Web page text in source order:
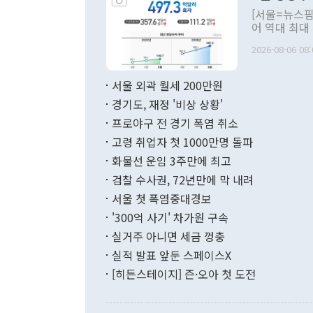
관의 대북
관 부처 장
관의 무리한
다. [정동영 통일부 장관이 지난달 23일 오후 서울 종로구 정부서울청사에
무너졌다고
함께 4자 대
"우리의 선
관은 업무
[서울=뉴스
어 역대 최
료=한국은행] 한국은행이 6일 발표한 '2026년 6월 국제수지(잠정)'
며 월간 기
196.9% 급
수출은
기록했지만
로 전환됐다.
는 배당수입
2026-08-06
서울 외곽 월세 200만원
경기도, 재정 '비상 상황'
프로야구 전 경기 폭염 취소
고령 취업자 첫 1000만명 돌파
화물선 운임 3주만에 최고
검찰 수사권, 72년만에 막 내려
서울 첫 폭염중대경보
'300억 사기' 차가원 구속
실거주 아니면 세금 껑충
실적 발표 앞둔 스페이스X
[히든스테이지] 즌·오아 첫 도전